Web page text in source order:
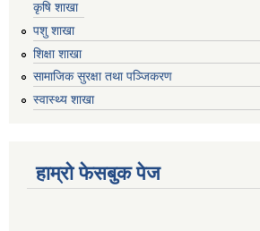
कृषि शाखा
पशु शाखा
शिक्षा शाखा
सामाजिक सुरक्षा तथा पञ्जिकरण
स्वास्थ्य शाखा
हाम्रो फेसबुक पेज